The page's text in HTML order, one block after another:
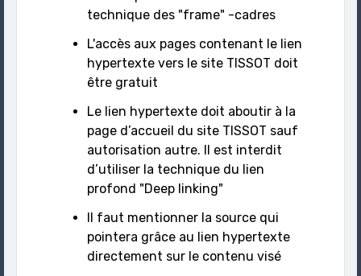
technique des "frame" -cadres
L'accès aux pages contenant le lien
hypertexte vers le site TISSOT doit
être gratuit
Le lien hypertexte doit aboutir à la
page d’accueil du site TISSOT sauf
autorisation autre. Il est interdit
d’utiliser la technique du lien
profond "Deep linking"
Il faut mentionner la source qui
pointera grâce au lien hypertexte
directement sur le contenu visé